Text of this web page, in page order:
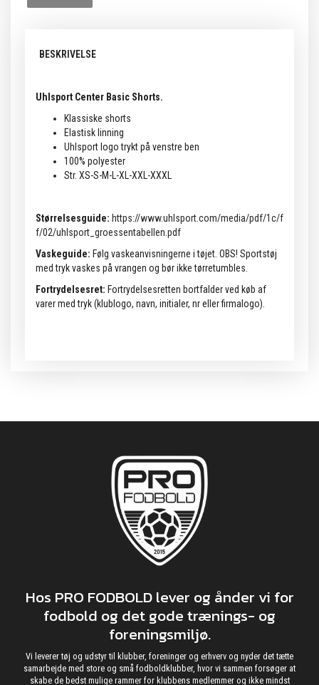
BESKRIVELSE
Uhlsport Center Basic Shorts.
Klassiske shorts
Elastisk linning
Uhlsport logo trykt på venstre ben
100% polyester
Str. XS-S-M-L-XL-XXL-XXXL
Størrelsesguide: https://www.uhlsport.com/media/pdf/1c/f
f/02/uhlsport_groessentabellen.pdf
Vaskeguide: Følg vaskeanvisningerne i tøjet. OBS! Sportstøj
med tryk vaskes på vrangen og bør ikke tørretumbles.
Fortrydelsesret: Fortrydelsesretten bortfalder ved køb af
varer med tryk (klublogo, navn, initialer, nr eller firmalogo).
Hos PRO FODBOLD lever og ånder vi for
fodbold og det gode trænings- og
foreningsmiljø.
Vi leverer tøj og udstyr til klubber, foreninger og erhverv og nyder det tætte
samarbejde med store og små fodboldklubber, hvor vi sammen forsøger at
skabe de bedst mulige rammer for klubbens medlemmer og ikke mindst